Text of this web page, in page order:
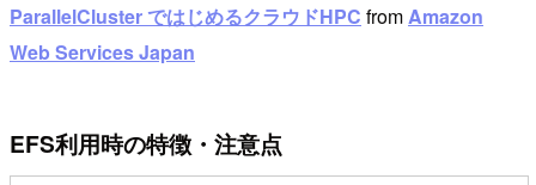
ParallelCluster ではじめるクラウドHPC fromAmazon
Web Services Japan
EFS利用時の特徴・注意点